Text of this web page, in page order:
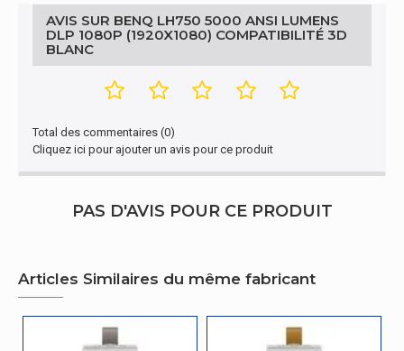
Connectivité
Type d'interface série RS-232
USB 2,0
Connectivité
Non
AVIS SUR BENQ LH750 5000 ANSI LUMENS
DLP 1080P (1920X1080) COMPATIBILITÉ 3D
BLANC
Total des commentaires (0)
Cliquez ici pour ajouter un avis pour ce produit
PAS D'AVIS POUR CE PRODUIT
Articles Similaires du même fabricant